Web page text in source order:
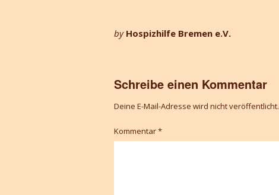
by Hospizhilfe Bremen e.V.
Schreibe einen Kommentar
Deine E-Mail-Adresse wird nicht veröffentlicht.
Kommentar*